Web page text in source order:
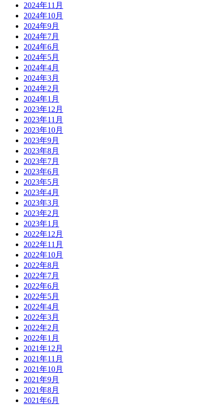
2024年11月
2024年10月
2024年9月
2024年7月
2024年6月
2024年5月
2024年4月
2024年3月
2024年2月
2024年1月
2023年12月
2023年11月
2023年10月
2023年9月
2023年8月
2023年7月
2023年6月
2023年5月
2023年4月
2023年3月
2023年2月
2023年1月
2022年12月
2022年11月
2022年10月
2022年8月
2022年7月
2022年6月
2022年5月
2022年4月
2022年3月
2022年2月
2022年1月
2021年12月
2021年11月
2021年10月
2021年9月
2021年8月
2021年6月